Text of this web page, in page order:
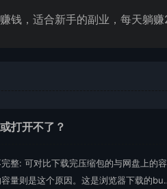
打开不了？
整: 可对比下载完压缩包的与网盘上的容
量则是这个原因。这是浏览器下载的bu